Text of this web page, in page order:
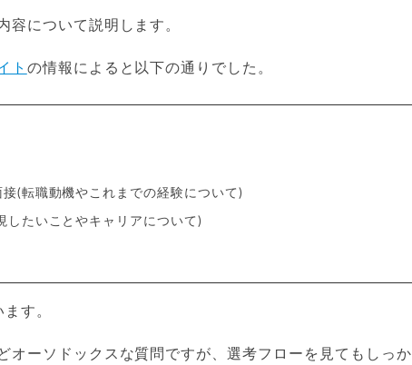
容について説明します。
ト の情報によると以下の通りでした。
(転職動機やこれまでの経験について)
たいことやキャリアについて)
す。
オーソドックスな質問ですが、選考フローを見てもしっか